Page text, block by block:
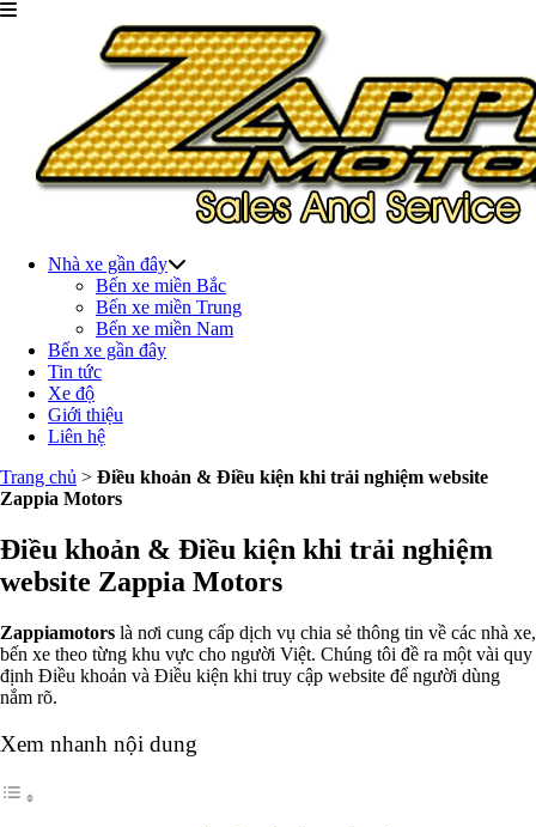
Nhà xe gần đây
Bến xe miền Bắc
Bến xe miền Trung
Bến xe miền Nam
Bến xe gần đây
Tin tức
Xe độ
Giới thiệu
Liên hệ
Trang chủ > Điều khoản & Điều kiện khi trải nghiệm website
Zappia Motors
Điều khoản & Điều kiện khi trải nghiệm
website Zappia Motors
Zappiamotors là nơi cung cấp dịch vụ chia sẻ thông tin về các nhà xe,
bến xe theo từng khu vực cho người Việt. Chúng tôi đề ra một vài quy
định Điều khoản và Điều kiện khi truy cập website để người dùng
nắm rõ.
Xem nhanh nội dung